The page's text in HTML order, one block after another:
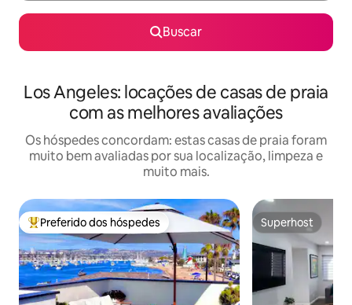
Buscar
Los Angeles: locações de casas de praia
com as melhores avaliações
Os hóspedes concordam: estas casas de praia foram
muito bem avaliadas por sua localização, limpeza e
muito mais.
Entre os melhores preferidos dos hóspedes
Preferido dos hóspedes Superhost
Superhost